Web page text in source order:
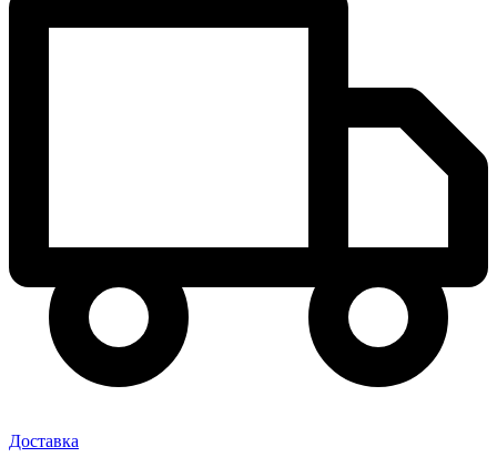
Доставка